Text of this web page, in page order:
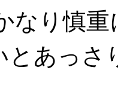
なり慎
とあっさ